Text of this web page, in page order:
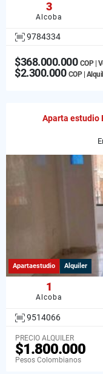
3
Alcoba
9784334
$368.000.000 COP |
$2.300.000 COP |
Aparta estudio
Apartaestudio Alquiler
1
Alcoba
9514066
PRECIO ALQUILER
$1.800.000
Pesos Colombianos